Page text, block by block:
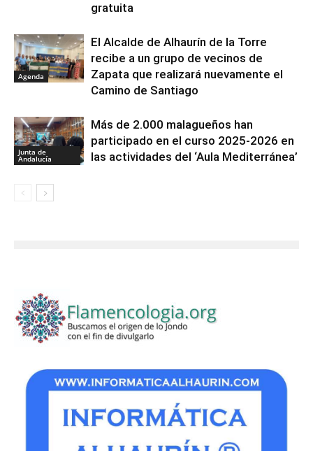
gratuita
Agenda
El Alcalde de Alhaurín de la Torre
recibe a un grupo de vecinos de
Zapata que realizará nuevamente el
Camino de Santiago
Junta de
Andalucía
Más de 2.000 malagueños han
participado en el curso 2025-2026 en
las actividades del ‘Aula Mediterránea’